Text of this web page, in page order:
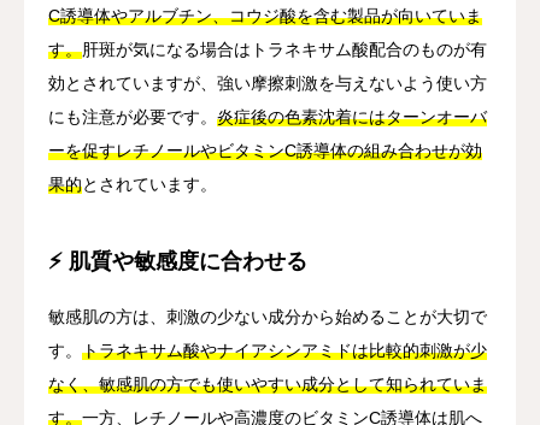
C誘導体やアルブチン、コウジ酸を含む製品が向いていま
す。肝斑が気になる場合はトラネキサム酸配合のものが有
効とされていますが、強い摩擦刺激を与えないよう使い方
にも注意が必要です。 炎症後の色素沈着にはターンオーバ
ーを促すレチノールやビタミンC誘導体の組み合わせが効
果的とされています。
⚡ 肌質や敏感度に合わせる
敏感肌の方は、刺激の少ない成分から始めることが大切で
す。 トラネキサム酸やナイアシンアミドは比較的刺激が少
なく、敏感肌の方でも使いやすい成分として知られていま
す。一方、レチノールや高濃度のビタミンC誘導体は肌へ